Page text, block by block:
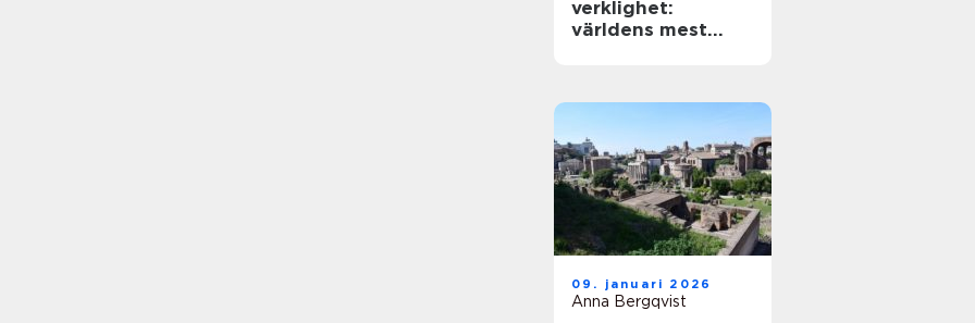
verklighet:
världens mest
09. januari 2026
Anna Bergqvist